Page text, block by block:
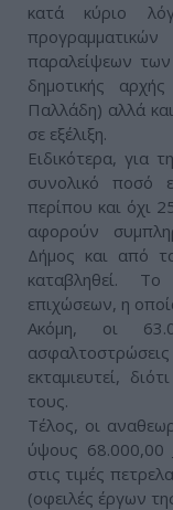
κατά κύριο
παραλείψεων
δημοτικής
Παλλάδη) αλλά
σε εξέλιξη.
Ειδικότερα, για
συνολικό ποσό
περίπου και όχι
αφορούν
Δήμος και από
καταβληθεί.
επιχώσεων, η
Ακόμη, οι
εκταμιευτεί,
τους.
Τέλος, οι
ύψους 68.000,00
στις τιμές
(οφειλές έργων